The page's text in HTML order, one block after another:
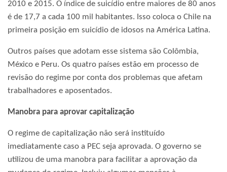
2010 e 2015. O índice de suicídio entre maiores de 80 anos
é de 17,7 a cada 100 mil habitantes. Isso coloca o Chile na
primeira posição em suicídio de idosos na América Latina.
Outros países que adotam esse sistema são Colômbia,
México e Peru. Os quatro países estão em processo de
revisão do regime por conta dos problemas que afetam
trabalhadores e aposentados.
Manobra para aprovar capitalização
O regime de capitalização não será instituído
imediatamente caso a PEC seja aprovada. O governo se
utilizou de uma manobra para facilitar a aprovação da